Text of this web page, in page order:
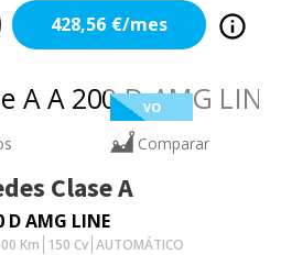
428,56 €/mes
VO
Comparar
Clase A
D AMG LINE
Km 150 Cv AUTOMÁTICO